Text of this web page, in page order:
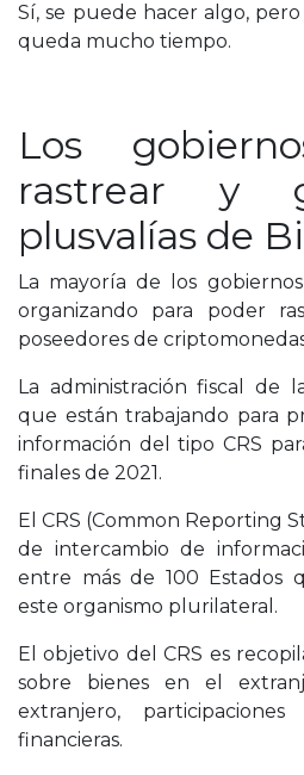
Sí, se puede hacer algo,
queda mucho tiempo.
Los
rastrear y
plusvalías de
La mayoría de los
organizando para poder
poseedores de
La administración fiscal de
que están trabajando para
información del tipo CRS
finales de 2021.
El CRS (Common Reporting
de intercambio de
entre más de 100 Estados
este organismo plurilateral.
El objetivo del CRS es
sobre bienes en el
extranjero,
financieras.